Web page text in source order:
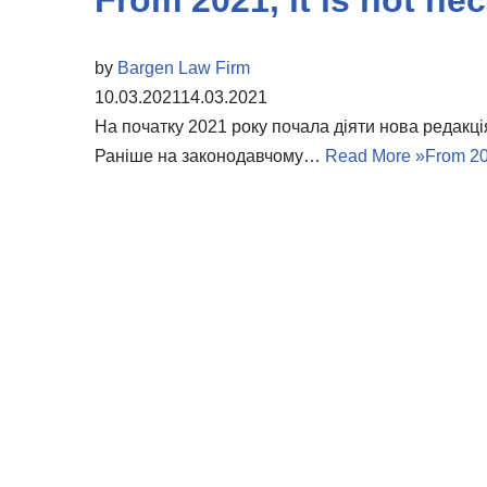
by Bargen Law Firm
10.03.202114.03.2021
На початку 2021 року почала діяти нова
Раніше на законодавчому… Read More »From